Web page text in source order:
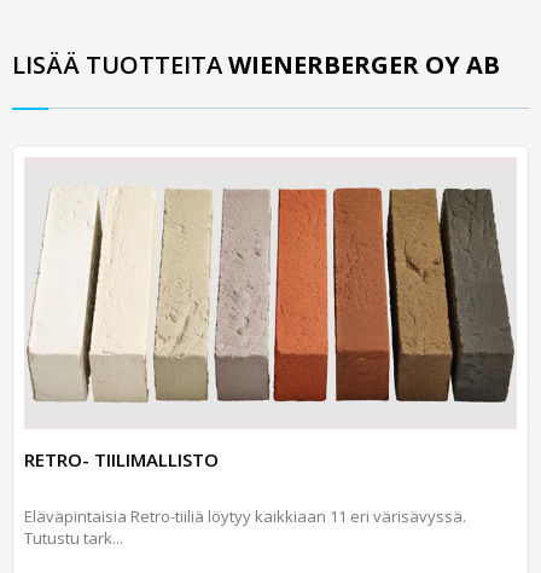
LISÄÄ TUOTTEITAWIENERBERGER OY AB
RETRO- TIILIMALLISTO
Eläväpintaisia Retro-tiiliä löytyy kaikkiaan 11 eri värisävyssä.
Tutustu tark...